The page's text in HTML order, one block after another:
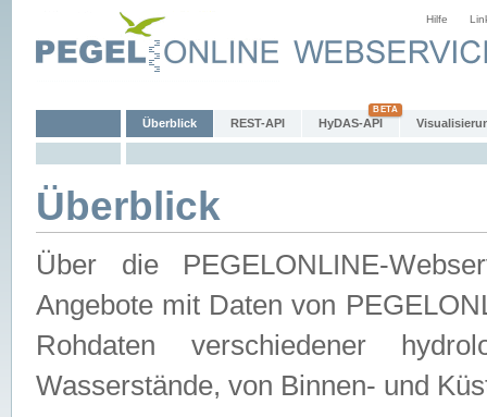
Hilfe
Überblick REST-API HyDAS-API
Überblick
Über die PEGELONLINE-
Angebote mit Daten von
Rohdaten verschiedener
Wasserstände, von Binnen- und